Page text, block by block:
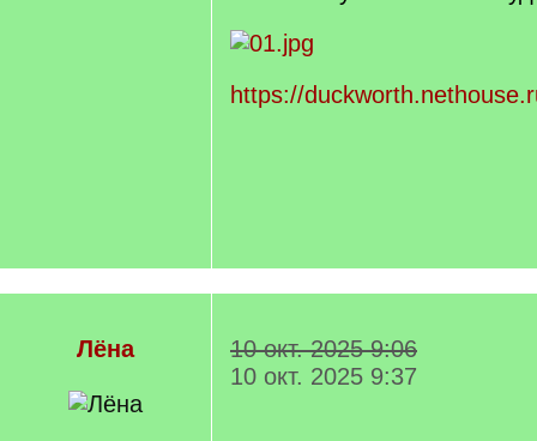
https://
Лёна
10 окт. 2025 9:06
10 окт. 2025 9:37